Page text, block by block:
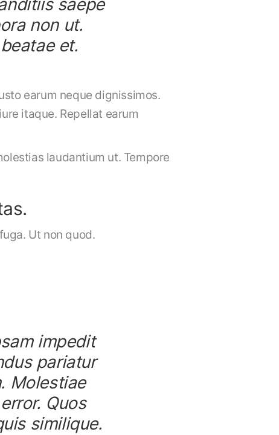
saepe
non ut.
et.
earum neque dignissimos.
itaque. Repellat earum
laudantium ut. Tempore
Ut non quod.
impedit
pariatur
Molestiae
Quos
similique.